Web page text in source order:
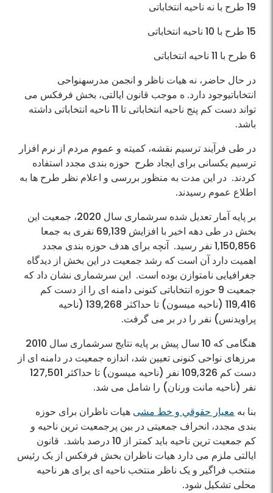
19 طرح با نه ناحیه انتخاباتی
15 طرح با 10 ناحیه انتخاباتی
6 طرح با 11 ناحیه انتخاباتی
در حال حاضر، نه هیات ناظر و انجمن مدرسهنواحی
انتخاباتیوجود دارد. ه موجب قانون ایالتی، بخش فرفکس می
تواند دست کم پنج ناحیه انتخاباتی تا 11 ناحیه انتخاباتی داشته
باشد.
در طی فرآیند ترسیم نقشه، کمیته و عموم مردم از نرم افزار
ترسیم یکسانی برای ایجاد طرح حوزه بندی مجدد استفاده
کردند. در این مدت به منظور بررسی و اعلام نظر طرح ها به
اطلاع عموم رسیدند.
بر پایه آمار تعدیل شده سرشماری سال 2020، جمعیت این
بخش در طی دهه اخیر با افزایش 69,139 نفری به جمعا
1,150,856 نفر رسید. آنچه برای هدف حوزه بندی مجدد
اهمیت دارد آن است که رشد جمعیت در این بخش از دیدگاه
جغرافیایی نامتوازن بوده است. این سرشماری نشان داد که
جمعیت 9 حوزه انتخاباتی کنونی دامنه ای را از دست کم
119,416 (ناحیه میسون) تا حداکثر 139,268 (ناحیه
پراویدنس) نفر را در بر می گرفت.
هنگامی که 10 سال پیش بر پایه نتایج سرشماری سال 2010
مرز‌های نواحی کنونی تعیین شد، اندازه جمعیت در دامنه ای از
دست کم 109,326 نفر (ناحیه میسون) تا حداکثر 127,501
نفر (ناحیه مانت ورنان) را شامل می شد.
بنا به معیار حقوقي و خط مشی هیات ناظران برای حوزه
بندی مجدد، انحراف جمعیتی در بین پرجمعیت ترین ناحیه و
کم جمعیت ترین ناحیه باید کمتر از 10 درصد باشد. قانون
ایالتی ملزم می دارد هیات ناظران بخش فرفکس از یک رئیس
منتخب فراگیر و یک ناظر منتخب ناحیه ای برای هر ناحیه
محلی تشکیل شود.